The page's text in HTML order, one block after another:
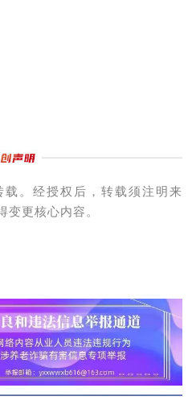
。经授权后，转载须注明来
变更核心内容。